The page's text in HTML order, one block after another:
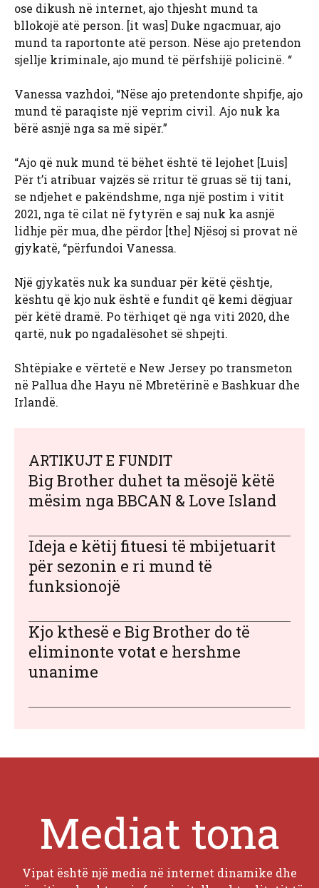
ose dikush në internet, ajo thjesht mund ta
bllokojë atë person. [it was] Duke ngacmuar, ajo
mund ta raportonte atë person. Nëse ajo pretendon
sjellje kriminale, ajo mund të përfshijë policinë. “
Vanessa vazhdoi, “Nëse ajo pretendonte shpifje, ajo
mund të paraqiste një veprim civil. Ajo nuk ka
bërë asnjë nga sa më sipër.”
“Ajo që nuk mund të bëhet është të lejohet [Luis]
Për t’i atribuar vajzës së rritur të gruas së tij tani,
se ndjehet e pakëndshme, nga një postim i vitit
2021, nga të cilat në fytyrën e saj nuk ka asnjë
lidhje për mua, dhe përdor [the] Njësoj si provat në
gjykatë, “përfundoi Vanessa.
Një gjykatës nuk ka sunduar për këtë çështje,
kështu që kjo nuk është e fundit që kemi dëgjuar
për këtë dramë. Po tërhiqet që nga viti 2020, dhe
qartë, nuk po ngadalësohet së shpejti.
Shtëpiake e vërtetë e New Jersey po transmeton
në Pallua dhe Hayu në Mbretërinë e Bashkuar dhe
Irlandë.
ARTIKUJT E FUNDIT
Big Brother duhet ta mësojë këtë
mësim nga BBCAN & Love Island
Ideja e këtij fituesi të mbijetuarit
për sezonin e ri mund të
funksionojë
Kjo kthesë e Big Brother do të
eliminonte votat e hershme
unanime
Mediat tona
Vipat është një media në internet dinamike dhe